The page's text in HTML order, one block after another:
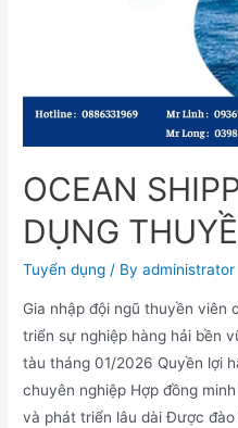
OCEAN
DỤNG
Tuyển dụng / Byadministrator
Gia nhập đội ngũ thuyền viên
triển sự nghiệp hàng hải bền
tàu tháng 01/2026 Quyền lợi
chuyên nghiệp Hợp đồng
và phát triển lâu dài Được